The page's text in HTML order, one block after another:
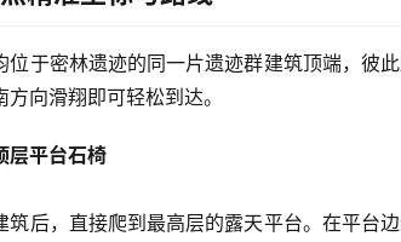
位于密林遗迹的同一片遗迹群建筑顶端，彼
向滑翔即可轻松到达。
层平台石椅
筑后，直接爬到最高层的露天平台。在平台